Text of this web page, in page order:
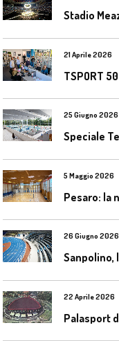
Stadio
21 Aprile 2026
TSPORT
25 Giugno 2026
5 Maggio 2026
26 Giugno 2026
22 Aprile 2026
Palasport